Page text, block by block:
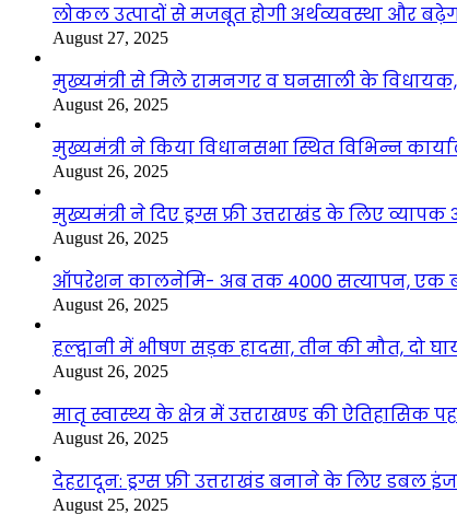
लोकल उत्पादों से मजबूत होगी अर्थव्यवस्था और
August 27, 2025
मुख्यमंत्री से मिले रामनगर व घनसाली के
August 26, 2025
मुख्यमंत्री ने किया विधानसभा स्थित विभिन्न
August 26, 2025
मुख्यमंत्री ने दिए ड्रग्स फ्री उत्तराखंड के लिए
August 26, 2025
ऑपरेशन कालनेमि- अब तक 4000 सत्यापन, एक
August 26, 2025
हल्द्वानी में भीषण सड़क हादसा, तीन की मौत, दो
August 26, 2025
मातृ स्वास्थ्य के क्षेत्र में उत्तराखण्ड की ऐतिहासिक
August 26, 2025
देहरादून: ड्रग्स फ्री उत्तराखंड बनाने के लिए डबल
August 25, 2025